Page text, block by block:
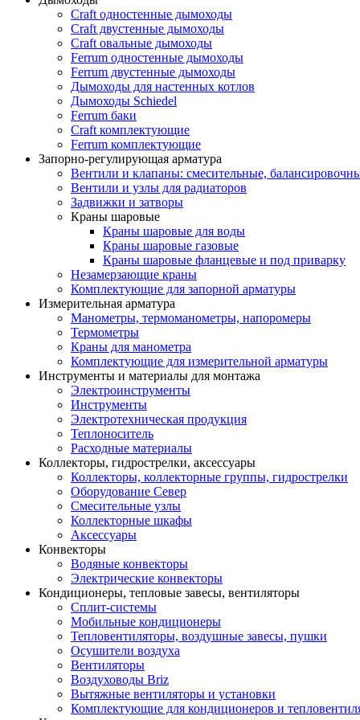
Craft одностенные дымоходы
Craft двустенные дымоходы
Craft овальные дымоходы
Ferrum одностенные дымоходы
Ferrum двустенные дымоходы
Дымоходы для настенных котлов
Дымоходы Schiedel
Ferrum баки
Craft комплектующие
Ferrum комплектующие
Запорно-регулирующая арматура
Вентили и клапаны: смесительные,
Вентили и узлы для радиаторов
Задвижки и затворы
Краны шаровые
Краны шаровые для воды
Краны шаровые газовые
Краны шаровые фланцевые и под приварку
Незамерзающие краны
Комплектующие для запорной арматуры
Измерительная арматура
Манометры, термоманометры, напоромеры
Термометры
Краны для манометра
Комплектующие для измерительной арматуры
Инструменты и материалы для монтажа
Электроинструменты
Инструменты
Электротехническая продукция
Теплоноситель
Расходные материалы
Коллекторы, гидрострелки, аксессуары
Коллекторы, коллекторные группы, гидрострелки
Оборудование Север
Смесительные узлы
Коллекторные шкафы
Аксессуары
Конвекторы
Водяные конвекторы
Электрические конвекторы
Кондиционеры, тепловые завесы, вентиляторы
Сплит-системы
Мобильные кондиционеры
Тепловентиляторы, воздушные завесы, пушки
Осушители воздуха
Вентиляторы
Воздуховоды Briz
Вытяжные вентиляторы и установки
Комплектующие для кондиционеров и